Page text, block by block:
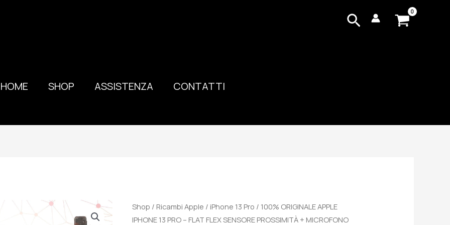
Cerca
HOME SHOP ASSISTENZA CONTATTI
Shop / Ricambi Apple / iPhone 13 Pro / 100% ORIGINALE APPLE
IPHONE 13 PRO – FLAT FLEX SENSORE PROSSIMITÀ + MICROFONO
100%
ORIGINALE